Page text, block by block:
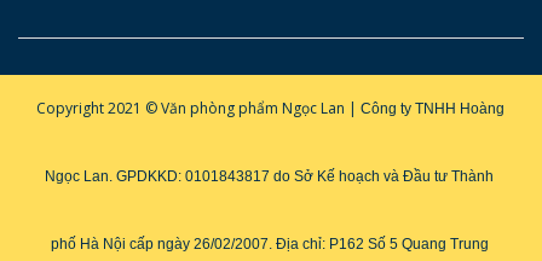
Copyright 2021 © Văn phòng phẩm Ngọc Lan | Công ty TNHH Hoàng
Ngọc Lan. GPDKKD: 0101843817 do Sở Kế hoạch và Đầu tư Thành
phố Hà Nội cấp ngày 26/02/2007. Địa chỉ: P162 Số 5 Quang Trung